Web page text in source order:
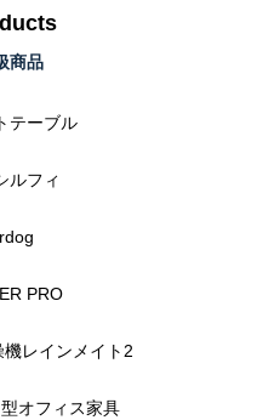
商品
テーブル
ルフィ
PRO
レインメイト2
オフィス家具